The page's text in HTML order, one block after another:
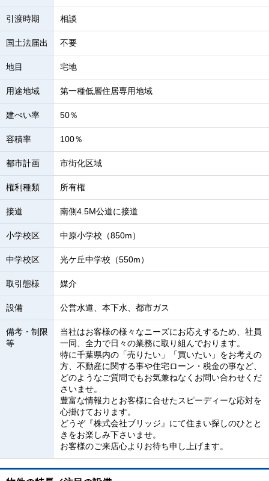
引渡時期 相談
国土法届出 不要
地目 宅地
用途地域 第一種低層住居専用地域
建ぺい率 50％
容積率 100％
都市計画 市街化区域
権利種類 所有権
接道 南側4.5M公道に接道
小学校区 中原小学校（850m）
中学校区 光ケ丘中学校（550m）
取引態様 媒介
設備 公営水道、本下水、都市ガス
備考・制限
等
当社はお客様の様々なニーズにお応えするため、社員
一同、全力で日々の業務に取り組んでおります。
特に千葉県内の「売りたい」「買いたい」をお考えの
方、不動産に関する事や住宅ローン・税金の事など、
どのようなご質問でもお気兼ねなくお問い合わせくだ
さいませ。
豊富な情報力とお客様に合せたスピーディーな応対を
心掛けております。
どうぞ『株式会社ブリッジ』にて住まい探しのひとと
きをお楽しみ下さいませ。
お客様のご来店心よりお待ち申し上げます。